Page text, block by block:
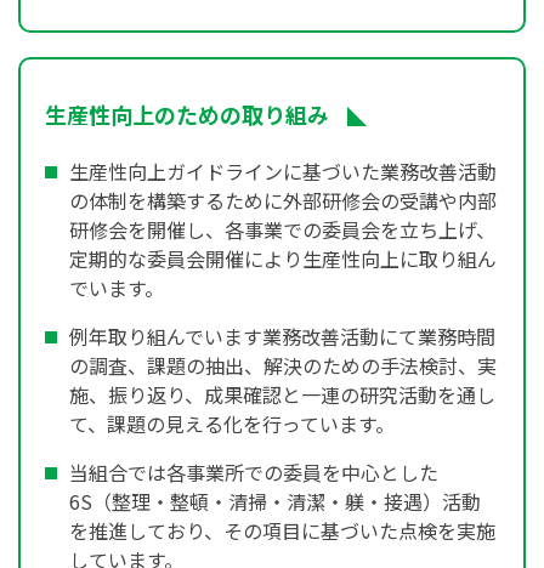
生産性向上のための取り組み
生産性向上ガイドラインに基づいた業務改善活動
の体制を構築するために外部研修会の受講や内部
研修会を開催し、各事業での委員会を立ち上げ、
定期的な委員会開催により生産性向上に取り組ん
でいます。
例年取り組んでいます業務改善活動にて業務時間
の調査、課題の抽出、解決のための手法検討、実
施、振り返り、成果確認と一連の研究活動を通し
て、課題の見える化を行っています。
当組合では各事業所での委員を中心とした
6S（整理・整頓・清掃・清潔・躾・接遇）活動
を推進しており、その項目に基づいた点検を実施
しています。